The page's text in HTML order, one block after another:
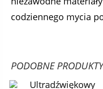
codziennego mycia
PODOBNE